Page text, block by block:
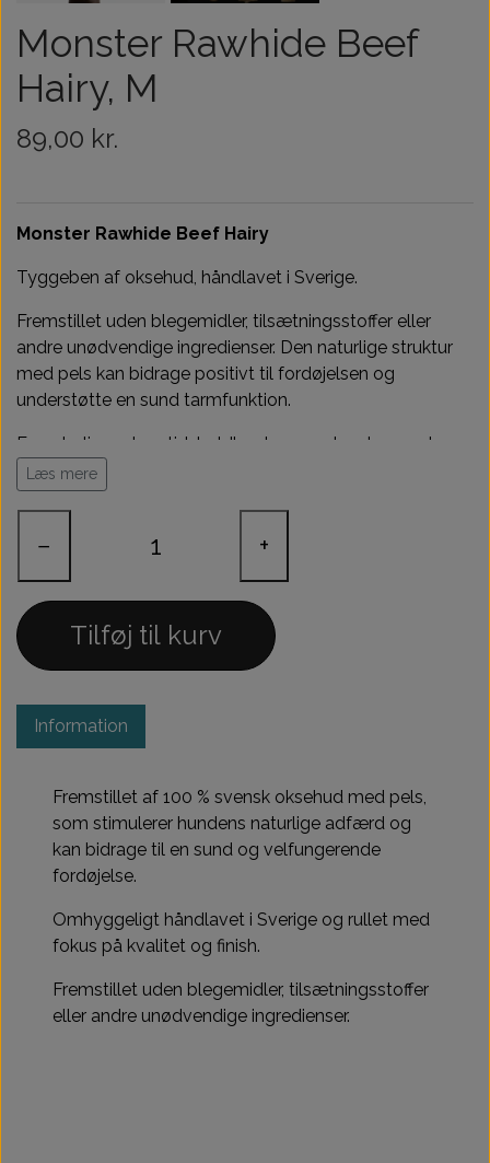
Tilskud
Træningsudstyr & Legetøj
Monster Rawhide Beef
Hairy, M
89,00 kr.
Monster Rawhide Beef Hairy
Tyggeben af oksehud, håndlavet i Sverige.
Fremstillet uden blegemidler, tilsætningsstoffer eller
andre unødvendige ingredienser. Den naturlige struktur
med pels kan bidrage positivt til fordøjelsen og
understøtte en sund tarmfunktion.
En naturlig og langtidsholdbar tyggeoplevelse med
fokus på kvalitet og enkelthed.
Læs mere
− +
Tilføj til kurv
Information
Fremstillet af 100 % svensk oksehud med pels,
som stimulerer hundens naturlige adfærd og
kan bidrage til en sund og velfungerende
fordøjelse.
Omhyggeligt håndlavet i Sverige og rullet med
fokus på kvalitet og finish.
Fremstillet uden blegemidler, tilsætningsstoffer
eller andre unødvendige ingredienser.